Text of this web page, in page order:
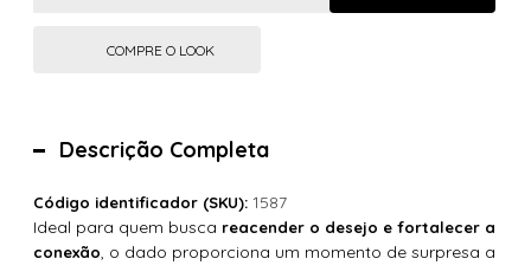
COMPRE O LOOK
Descrição Completa
Código identificador (SKU): 1587
Ideal para quem busca reacender o desejo e fortalecer a
conexão, o dado proporciona um momento de surpresa a